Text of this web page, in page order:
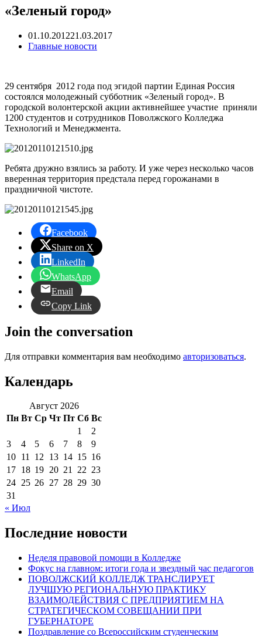
«Зеленый город»
01.10.201221.03.2017
Главные новости
29 сентября 2012 года под эгидой партии Единая Россия
состоялся молодежный субботник «Зеленый город». В
городской волонтерской акции активнейшее участие приняли
1200 студентов и сотрудников Поволжского Колледжа
Технологий и Менеджмента.
Ребята дружно взялись за работу. И уже через несколько часов
вверенная территория предстала перед горожанами в
праздничной чистоте.
Facebook
Share on X
LinkedIn
WhatsApp
Email
Copy Link
Join the conversation
Для отправки комментария вам необходимо авторизоваться.
Календарь
Август 2026
Пн Вт Ср Чт Пт Сб Вс
1
2
3
4 5 6 7 8
9
10 11 12 13 14 15 16
17 18 19 20 21 22 23
24 25 26 27 28 29 30
31
« Июл
Последние новости
Неделя правовой помощи в Колледже
Фокус на главном: итоги года и звездный час педагогов
ПОВОЛЖСКИЙ КОЛЛЕДЖ ТРАНСЛИРУЕТ
ЛУЧШУЮ РЕГИОНАЛЬНУЮ ПРАКТИКУ
ВЗАИМОДЕЙСТВИЯ С ПРЕДПРИЯТИЕМ НА
СТРАТЕГИЧЕСКОМ СОВЕЩАНИИ ПРИ
ГУБЕРНАТОРЕ
Поздравление со Всероссийским студенческим